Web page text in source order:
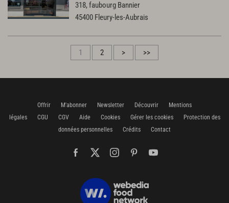
318, faubourg Bannier
45400 Fleury-les-Aubrais
1 2 > >>
Offrir M'abonner Newsletter Découvrir
Mentions
légales
CGU CGV Aide Cookies Gérer les cookies
Protection des
données personnelles
Crédits Contact